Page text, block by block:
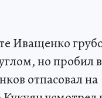
Иващенко
но пробил
отпасовал на